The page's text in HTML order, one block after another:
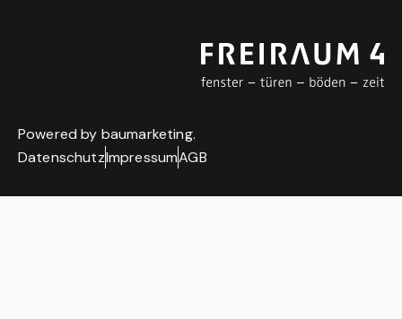
Powered by baumarketing.
DatenschutzImpressumAGB